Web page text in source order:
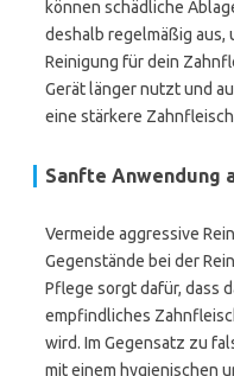
können schädliche
deshalb regelmäßig aus,
Reinigung für dein
Gerät länger nutzt und
eine stärkere
Sanfte Anwendung
Vermeide aggressive
Gegenstände bei der
Pflege sorgt dafür, dass
empfindliches
wird. Im Gegensatz zu
mit einem hygienischen